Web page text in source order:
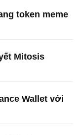
token meme
Mitosis
Wallet với